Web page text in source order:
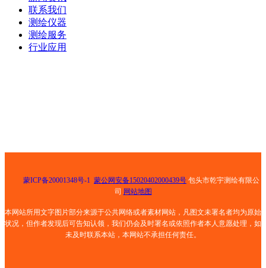
联系我们
测绘仪器
测绘服务
行业应用
蒙ICP备20001348号-1 蒙公网安备15020402000439号 包头市乾宇测绘有限公
司 网站地图
本网站所用文字图片部分来源于公共网络或者素材网站，凡图文未署名者均为原始
状况，但作者发现后可告知认领，我们仍会及时署名或依照作者本人意愿处理，如
未及时联系本站，本网站不承担任何责任。